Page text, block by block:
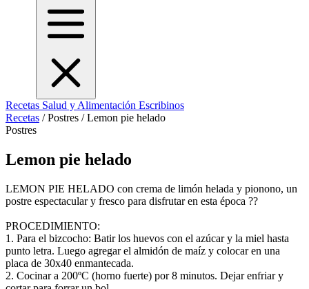
Recetas Salud y Alimentación Escribinos
Recetas / Postres / Lemon pie helado
Postres
Lemon pie helado
LEMON PIE HELADO con crema de limón helada y pionono, un
postre espectacular y fresco para disfrutar en esta época ??
PROCEDIMIENTO:
1. Para el bizcocho: Batir los huevos con el azúcar y la miel hasta
punto letra. Luego agregar el almidón de maíz y colocar en una
placa de 30x40 enmantecada.
2. Cocinar a 200ºC (horno fuerte) por 8 minutos. Dejar enfriar y